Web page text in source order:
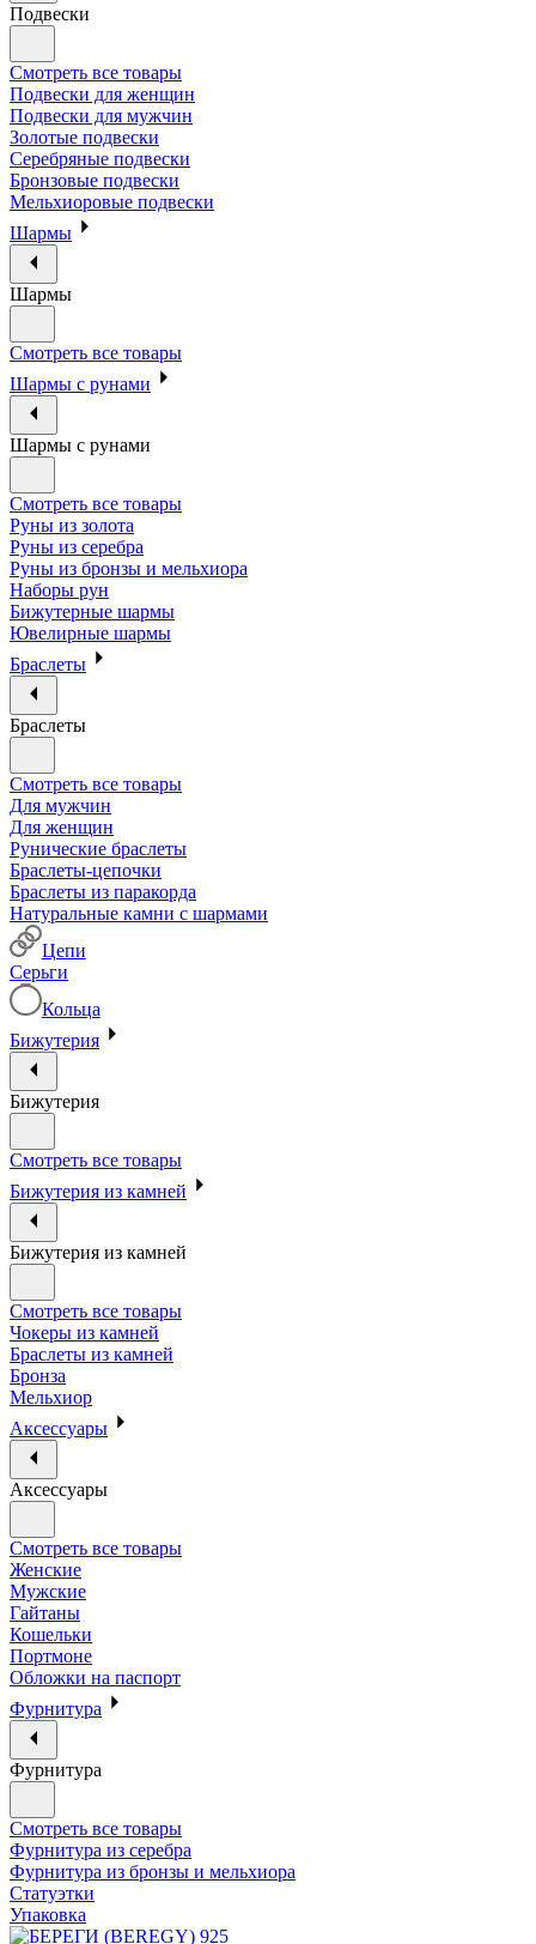
Подвески
Смотреть все товары
Подвески для женщин
Подвески для мужчин
Золотые подвески
Серебряные подвески
Бронзовые подвески
Мельхиоровые подвески
Шармы
Шармы
Смотреть все товары
Шармы с рунами
Шармы с рунами
Смотреть все товары
Руны из золота
Руны из серебра
Руны из бронзы и мельхиора
Наборы рун
Бижутерные шармы
Ювелирные шармы
Браслеты
Браслеты
Смотреть все товары
Для мужчин
Для женщин
Рунические браслеты
Браслеты-цепочки
Браслеты из паракорда
Натуральные камни с шармами
Цепи
Серьги
Кольца
Бижутерия
Бижутерия
Смотреть все товары
Бижутерия из камней
Бижутерия из камней
Смотреть все товары
Чокеры из камней
Браслеты из камней
Бронза
Мельхиор
Аксессуары
Аксессуары
Смотреть все товары
Женские
Мужские
Гайтаны
Кошельки
Портмоне
Обложки на паспорт
Фурнитура
Фурнитура
Смотреть все товары
Фурнитура из серебра
Фурнитура из бронзы и мельхиора
Статуэтки
Упаковка